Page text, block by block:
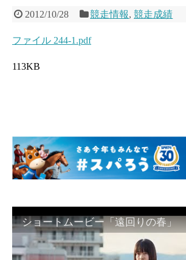
2012/10/28 競走情報,競走成績
ファイル 244-1.pdf
113KB
ショートムービー「遠回りの春」